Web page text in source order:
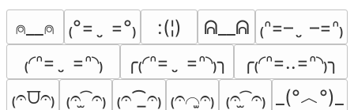
⍝__⍝ ₍°=  ̮ =°₎ :(¦) ᕱ__ᕱ ₍ᐢ=–  ̮ –=ᐢ₎
₍◜ᐢ=  ̮ =ᐢ◝₎
╭₍◜ᐢ=  ̮ =ᐢ◝₎╮
╭₍◜ᐢ=..=ᐢ◝₎╮
₍𝄐⩌𝄐₎ ₍𝄐 ̫͡ 𝄐₎ ₍𝄐⁀̲𝄐₎ ₍𝄐⌒̫𝄐₎ ₍𝄐 ̫͡ 𝄐₎ _(°︿°)_